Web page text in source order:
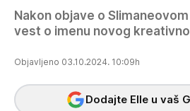
Nakon objave o
vest o imenu novog
Objavljeno 03.10.2024. 10:09h
Dodajte Elle u vaš